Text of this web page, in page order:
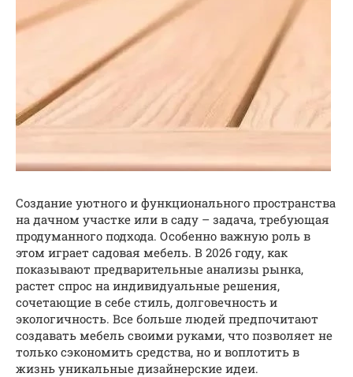
Создание уютного и функционального пространства
на дачном участке или в саду – задача, требующая
продуманного подхода. Особенно важную роль в
этом играет садовая мебель. В 2026 году, как
показывают предварительные анализы рынка,
растет спрос на индивидуальные решения,
сочетающие в себе стиль, долговечность и
экологичность. Все больше людей предпочитают
создавать мебель своими руками, что позволяет не
только сэкономить средства, но и воплотить в
жизнь уникальные дизайнерские идеи.